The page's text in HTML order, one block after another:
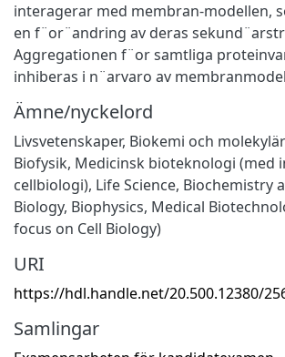
interagerar med membran-modellen,
en f¨or¨andring av deras
Aggregationen f¨or samtliga
inhiberas i n¨arvaro av
Ämne/nyckelord
Livsvetenskaper, Biokemi och
Biofysik, Medicinsk bioteknologi (med
cellbiologi), Life Science, Biochemistry
Biology, Biophysics, Medical
focus on Cell Biology)
URI
https://hdl.handle.net/20.500.12380/
Samlingar